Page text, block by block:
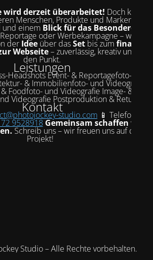
wird derzeit überarbeitet! Doch kurz zu
Menschen, Produkte und Marken mit
und einem Blick für das Besondere
oder Werbekampagne – wir
der Ideeüber dasSetbis zum finalen
Webseite– zuverlässig, kreativ und auf
den Punkt.
Leistungen
Headshots Event- & Reportagefoto- und
& Immobilienfoto- und Videografie
Foodfoto- und Videografie Image- &
Videografie Postproduktion & Retusche
Kontaktstudio.com 📱 Telefon /
9528918 Gemeinsam schaffen wir
Schreib uns – wir freuen uns auf dein
Projekt!
Studio – Alle Rechte vorbehalten.